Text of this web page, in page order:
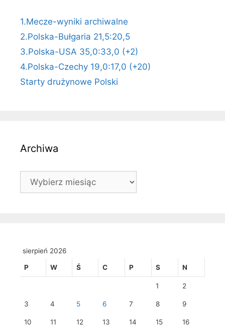
1.Mecze-wyniki archiwalne
2.Polska-Bułgaria 21,5:20,5
3.Polska-USA 35,0:33,0 (+2)
4.Polska-Czechy 19,0:17,0 (+20)
Starty drużynowe Polski
Archiwa
Archiwa
sierpień 2026
P W Ś C P S N
1 2
3 4 5 6 7 8 9
10 11 12 13 14 15 16